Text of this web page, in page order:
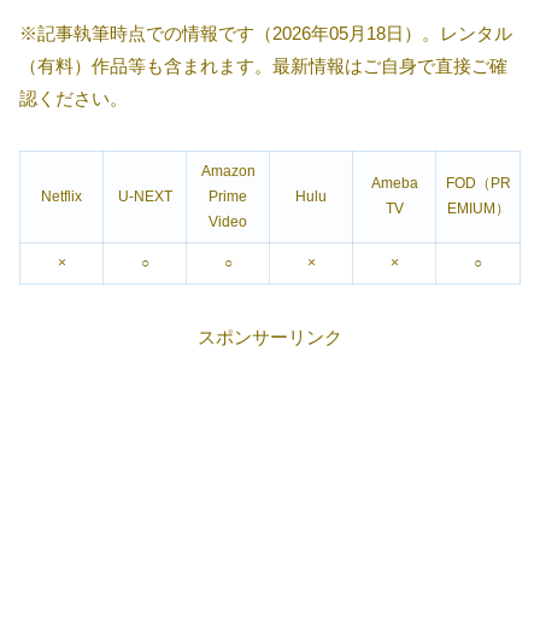
※記事執筆時点での情報です（2026年05月18日）。レンタル
（有料）作品等も含まれます。最新情報はご自身で直接ご確
認ください。
Netflix U-NEXT
Amazon
Prime
Video
Hulu
Ameba
TV
FOD（PR
EMIUM）
× ○ ○ × × ○
スポンサーリンク